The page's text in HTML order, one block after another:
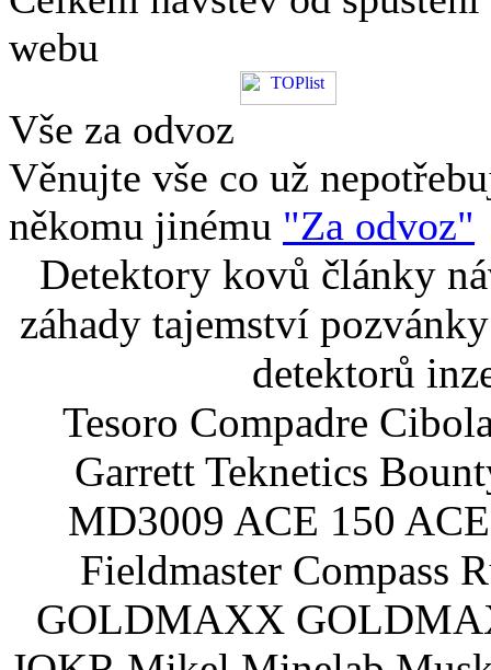
webu
Vše za odvoz
Věnujte vše co už
někomu jinému "Za odvoz"
Detektory kovů články
záhady tajemství
detektorů
Tesoro Compadre
Garrett Teknetics
MD3009 ACE 150
Fieldmaster Compass
GOLDMAXX